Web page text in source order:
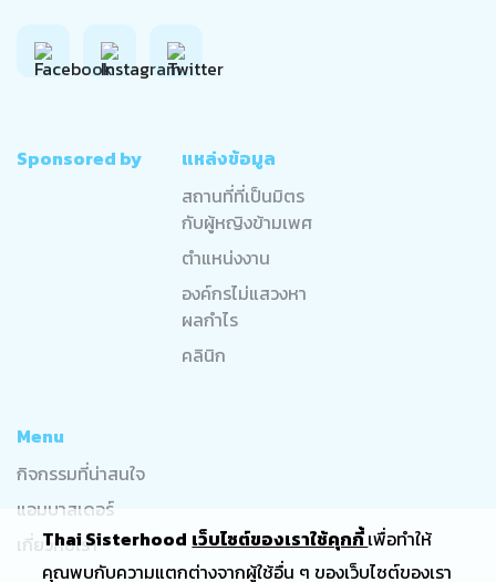
Sponsored by
แหล่งข้อมูล
สถานที่ที่เป็นมิตร
กับผู้หญิงข้ามเพศ
ตำแหน่งงาน
องค์กรไม่แสวงหา
ผลกำไร
คลินิก
Menu
กิจกรรมที่น่าสนใจ
แอมบาสเดอร์
เกี่ยวกับเรา
Thai Sisterhood เว็บไซต์ของเราใช้คุกกี้เพื่อทำให้
คุณพบกับความแตกต่างจากผู้ใช้อื่น ๆ ของเว็บไซต์ของเรา